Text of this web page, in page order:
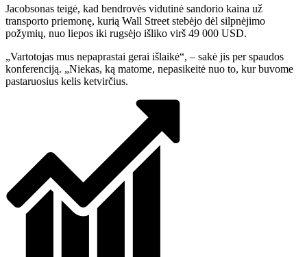
Jacobsonas teigė, kad bendrovės vidutinė sandorio kaina už
transporto priemonę, kurią Wall Street stebėjo dėl silpnėjimo
požymių, nuo liepos iki rugsėjo išliko virš 49 000 USD.
„Vartotojas mus nepaprastai gerai išlaikė“, – sakė jis per spaudos
konferenciją. „Niekas, ką matome, nepasikeitė nuo to, kur buvome
pastaruosius kelis ketvirčius.